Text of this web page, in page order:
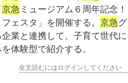
京急 ミュージアム６周年記念！
スタ」を開催する。 京急グ
業と連携して、子育て世代に
体験型で紹介する。
全文読むにはログインしてください